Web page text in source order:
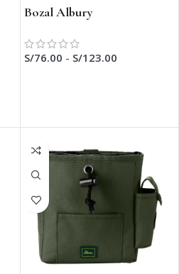
Bozal Albury
S/76.00 - S/123.00